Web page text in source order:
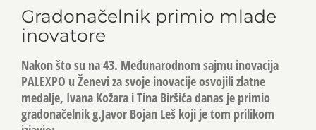
Gradonačelnik primio mlade
inovatore
Nakon što su na 43. Međunarodnom sajmu inovacija
PALEXPO u Ženevi za svoje inovacije osvojili zlatne
medalje, Ivana Kožara i Tina Biršića danas je primio
gradonačelnik g.Javor Bojan Leš koji je tom prilikom